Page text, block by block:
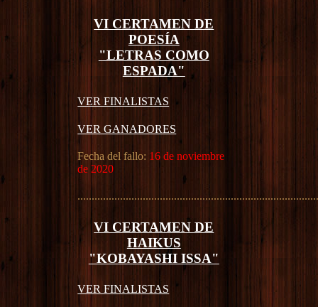
VI CERTAMEN DE
POESÍA
"LETRAS COMO
ESPADA"
VER FINALISTAS
VER GANADORES
Fecha del fallo: 16 de noviembre
de 2020
VI CERTAMEN DE
HAIKUS
"KOBAYASHI ISSA"
VER FINALISTAS